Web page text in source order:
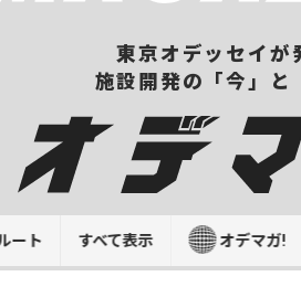
東京オデッセイが
施設開発の「今」と
ート すべて表示 オデマガ!